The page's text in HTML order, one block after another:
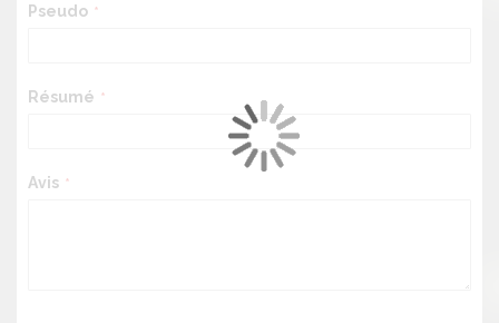
Pseudo
Résumé
Avis